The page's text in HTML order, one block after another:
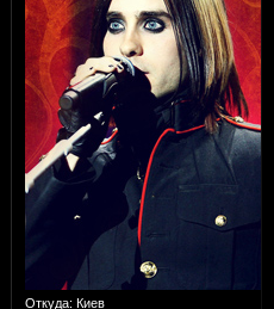
Откуда: Киев